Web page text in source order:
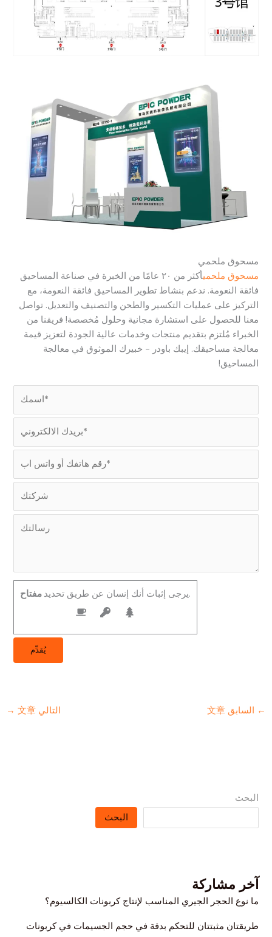
البحث
البحث
آخر مشاركة
ما نوع الحجر الجيري المناسب لإنتاج كربونات الكالسيوم؟
طريقتان مثبتتان للتحكم بدقة في حجم الجسيمات في كربونات
مسحوق ملحمي
مسحوق ملحمي
أكثر من ٢٠ عامًا من الخبرة في صناعة المساحيق
فائقة النعومة. ندعم بنشاط تطوير المساحيق فائقة النعومة، مع
التركيز على عمليات التكسير والطحن والتصنيف والتعديل. تواصل
معنا للحصول على استشارة مجانية وحلول مُخصصة! فريقنا من
الخبراء مُلتزم بتقديم منتجات وخدمات عالية الجودة لتعزيز قيمة
معالجة مساحيقك. إيبك باودر - خبيرك الموثوق في معالجة
المساحيق!
يرجى إثبات أنك إنسان عن طريق تحديد مفتاح .
← السابق 文章 التالي 文章 →